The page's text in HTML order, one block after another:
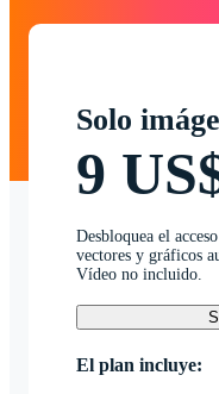
Solo
9
Desbloquea el
vectores y gráficos
Vídeo no incluido.
El plan incluye: